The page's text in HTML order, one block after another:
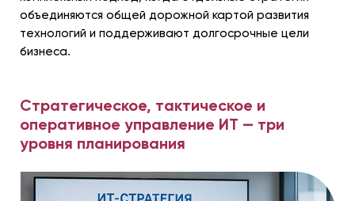
объединяются общей дорожной картой развития
технологий и поддерживают долгосрочные цели
бизнеса.
Стратегическое, тактическое и
оперативное управление ИТ — три
уровня планирования